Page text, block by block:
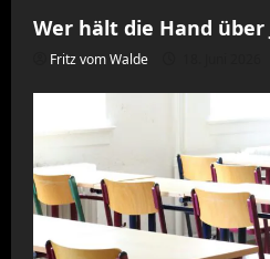
Wer hält die Hand über
Fritz vom Walde